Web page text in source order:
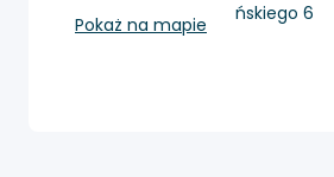
Jelenia Góra, Ogińskiego 6
Pokaż na mapie